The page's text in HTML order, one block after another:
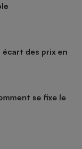
des prix en
se fixe le